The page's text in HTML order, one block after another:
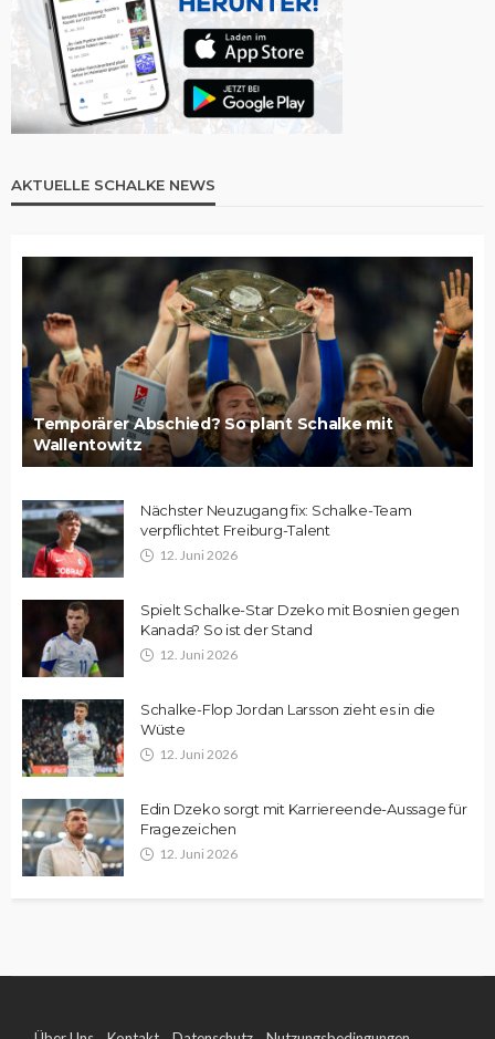
AKTUELLE SCHALKE NEWS
Temporärer Abschied? So plant Schalke mit
Wallentowitz
Nächster Neuzugang fix: Schalke-Team
verpflichtet Freiburg-Talent
12. Juni 2026
Spielt Schalke-Star Dzeko mit Bosnien gegen
Kanada? So ist der Stand
12. Juni 2026
Schalke-Flop Jordan Larsson zieht es in die
Wüste
12. Juni 2026
Edin Dzeko sorgt mit Karriereende-Aussage für
Fragezeichen
12. Juni 2026